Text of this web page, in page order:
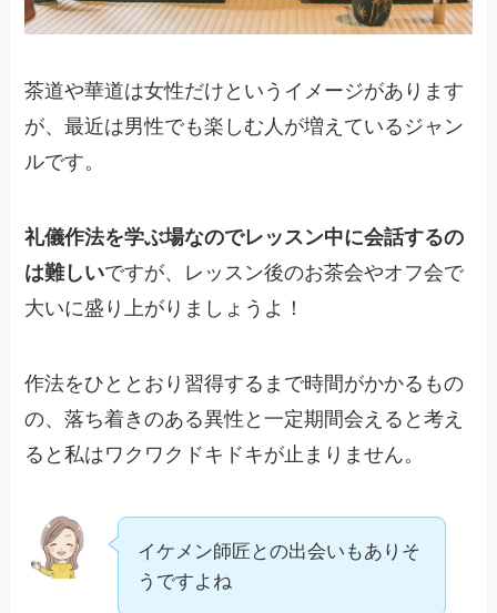
茶道や華道は女性だけというイメージがあります
が、最近は男性でも楽しむ人が増えているジャン
ルです。
礼儀作法を学ぶ場なのでレッスン中に会話するの
は難しいですが、レッスン後のお茶会やオフ会で
大いに盛り上がりましょうよ！
作法をひととおり習得するまで時間がかかるもの
の、落ち着きのある異性と一定期間会えると考え
ると私はワクワクドキドキが止まりません。
イケメン師匠との出会いもありそ
うですよね